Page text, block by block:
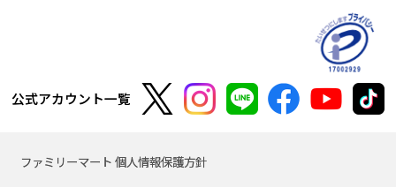
公式アカウント一覧
ファミリーマート 個人情報保護方針